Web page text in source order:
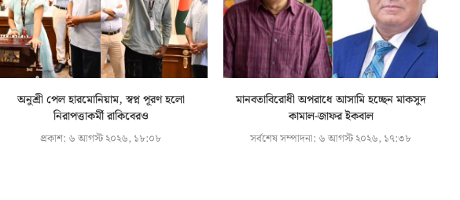
অনুশ্রী পেল হারমোনিয়াম, স্বপ্ন পূরণ হলো
নিরাপত্তাকর্মী রাকিবেরও
প্রকাশ: ৬ আগস্ট ২০২৬, ১৮:০৮
মানবতাবিরোধী অপরাধে আসামি হচ্ছেন মাকসুদ
কামাল-জাফর ইকবাল
সর্বশেষ সম্পাদনা: ৬ আগস্ট ২০২৬, ১৭:৩৮